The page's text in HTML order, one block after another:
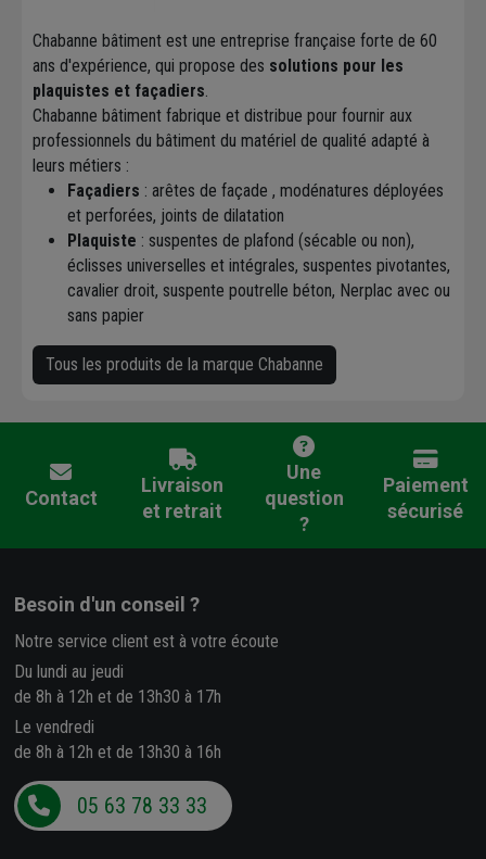
Chabanne bâtiment est une entreprise française forte de 60
ans d'expérience, qui propose des solutions pour les
plaquistes et façadiers.
Chabanne bâtiment fabrique et distribue pour fournir aux
professionnels du bâtiment du matériel de qualité adapté à
leurs métiers :
Façadiers : arêtes de façade , modénatures déployées
et perforées, joints de dilatation
Plaquiste : suspentes de plafond (sécable ou non),
éclisses universelles et intégrales, suspentes pivotantes,
cavalier droit, suspente poutrelle béton, Nerplac avec ou
sans papier
Tous les produits de la marque Chabanne
Contact
Livraison
et retrait
Une
question
?
Paiement
sécurisé
Besoin d'un conseil ?
Notre service client est à votre écoute
Du lundi au jeudi
de 8h à 12h et de 13h30 à 17h
Le vendredi
de 8h à 12h et de 13h30 à 16h
05 63 78 33 33